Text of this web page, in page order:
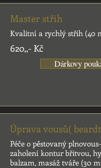
Master střih
Kvalitní a rychlý střih (40
620,,- Kč
Dárkovy
Úprava vousů(
Péče o pěstovaný
zaholení kontur břitvou,
balzam, masáž tváře (30